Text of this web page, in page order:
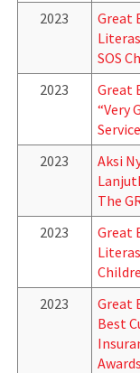
2023
Great
SOS
2023
Great
“Very
2023
Aksi
The
2023
Great
2023
Great
Best